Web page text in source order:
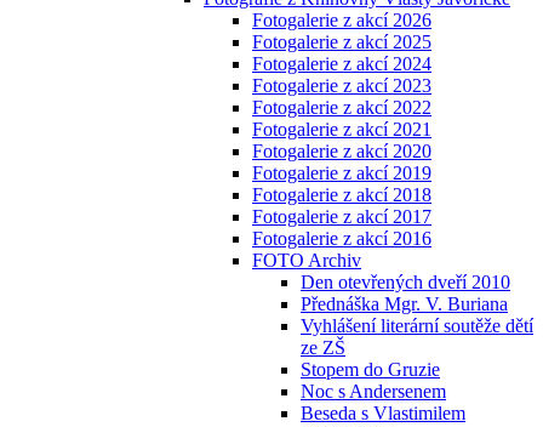
Fotogalerie z akcí 2026
Fotogalerie z akcí 2025
Fotogalerie z akcí 2024
Fotogalerie z akcí 2023
Fotogalerie z akcí 2022
Fotogalerie z akcí 2021
Fotogalerie z akcí 2020
Fotogalerie z akcí 2019
Fotogalerie z akcí 2018
Fotogalerie z akcí 2017
Fotogalerie z akcí 2016
FOTO Archiv
Den otevřených dveří 2010
Přednáška Mgr. V. Buriana
Vyhlášení literární soutěže dětí
ze ZŠ
Stopem do Gruzie
Noc s Andersenem
Beseda s Vlastimilem